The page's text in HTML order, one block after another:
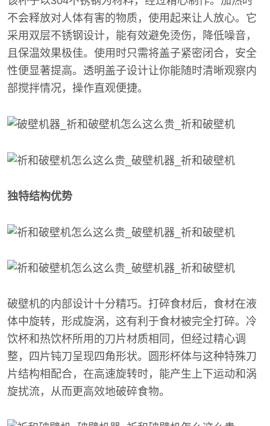
不会释放对人体有害的物质，使用起来让人放心。它
采用双层不锈钢设计，能有效避免烫伤，降低噪音，
且保温效果极佳。使用时只需将盖子紧密闭合，安全
性便显著提高。透明盖子设计让你能随时清晰观察内
部搅拌情况，操作直观便捷。
独特结构优势
破壁机的内部设计十分精巧。打碎食材后，食材在液
体中旋转，形成旋涡，这有利于食材被完全打碎。冷
饮杯和热饮杯所用的刀片材质相同，但经过精心调
整，四片钝刀呈现四角形状。圆形杯体与这种特殊刀
片结构相配合，在高速旋转时，能产生上下运动和涡
旋扰流，从而更高效地破碎食物。